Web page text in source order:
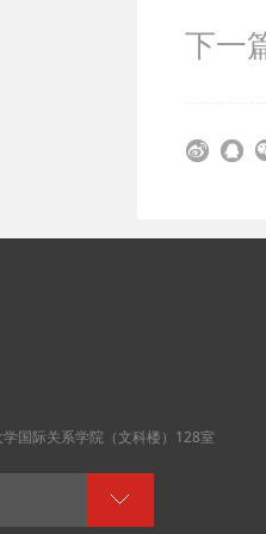
下一
国际关系学院（文科楼）128室